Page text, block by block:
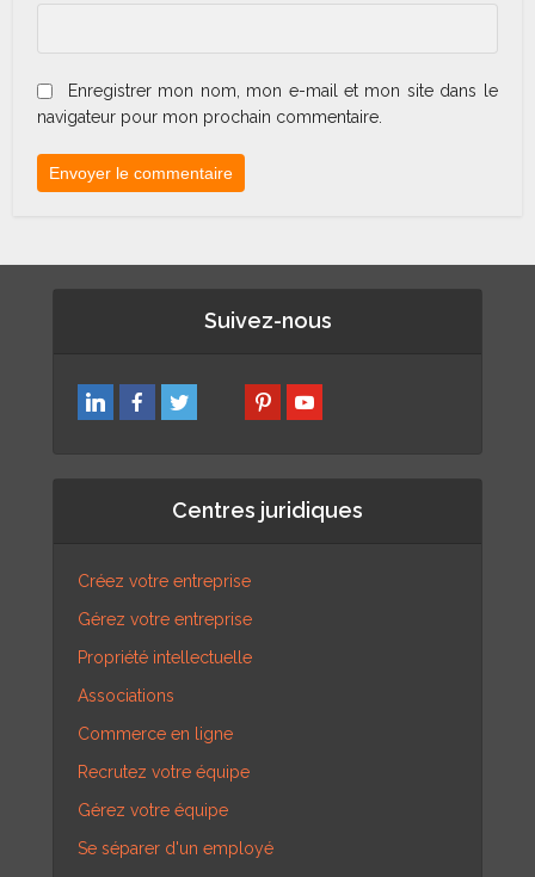
Enregistrer mon nom, mon e-mail et mon site dans le
navigateur pour mon prochain commentaire.
Suivez-nous
Centres juridiques
Créez votre entreprise
Gérez votre entreprise
Propriété intellectuelle
Associations
Commerce en ligne
Recrutez votre équipe
Gérez votre équipe
Se séparer d'un employé